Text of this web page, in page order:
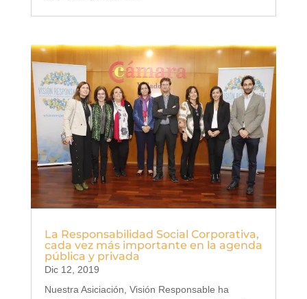
La Responsabilidad Social Corporativa,
cada vez más importante en la agenda
pública y privada
Dic 12, 2019
Nuestra Asiciación, Visión Responsable ha